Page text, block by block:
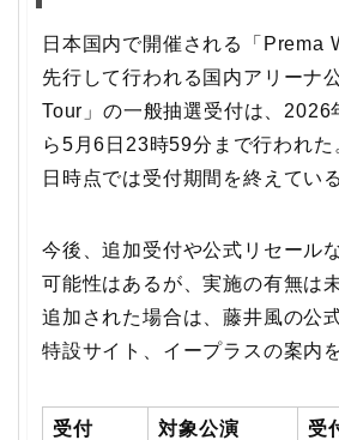
日本国内で開催される「Prema
先行して行われる国内アリーナ
Tour」の一般抽選受付は、2026
ら5月6日23時59分まで行われ
日時点では受付期間を終えている
今後、追加受付や公式リセール
可能性はあるが、実施の有無は
追加された場合は、藤井風の公
特設サイト、イープラスの案内
受付 対象公演 受